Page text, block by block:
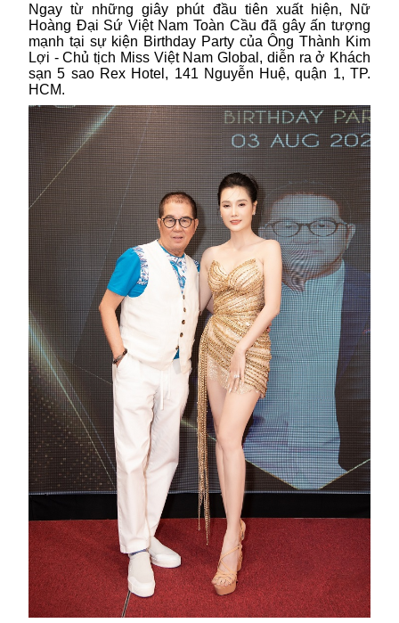
Ngay từ những giây phút đầu tiên xuất hiện,
Nữ
Hoàng Đại Sứ Việt Nam Toàn Cầu đã gây ấn tượng
mạnh tại sự kiện Birthday Party của Ông Thành Kim
Lợi - Chủ tịch Miss Việt Nam Global , diễn ra ở Khách
sạn 5 sao Rex Hotel, 141 Nguyễn Huệ, quận 1, TP.
HCM.